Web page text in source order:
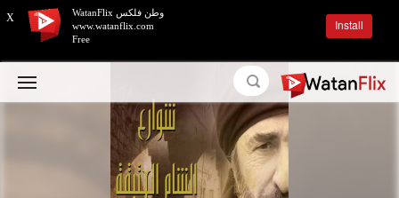
X
وطن فلكس WatanFlix
www.watanflix.com
Free
Install